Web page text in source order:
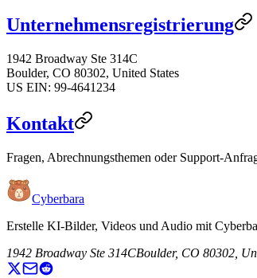
Unternehmensregistrierung
1942 Broadway Ste 314C
Boulder, CO 80302, United States
US EIN: 99-4641234
Kontakt
Fragen, Abrechnungsthemen oder Support-
Cyberbara
Erstelle KI-Bilder, Videos und Audio mit
1942 Broadway Ste 314CBoulder, CO 80302,